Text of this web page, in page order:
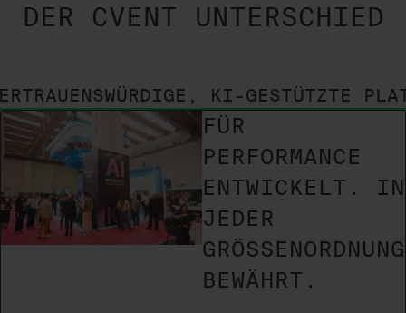
DER CVENT UNTERSCHIED
KI-GESTÜTZTE
FÜR
PERFORMANCE
ENTWICKELT. IN
JEDER
GRÖSSENORDNUNG B
EWÄHRT.